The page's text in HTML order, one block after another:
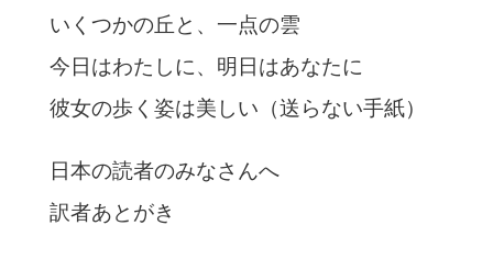
いくつかの丘と、一点の雲
今日はわたしに、明日はあなたに
彼女の歩く姿は美しい（送らない手紙）
日本の読者のみなさんへ
訳者あとがき